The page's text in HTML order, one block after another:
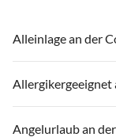
Alleinlage an der
Allergikergeeignet
Angelurlaub an